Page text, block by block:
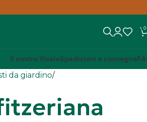
0
Il nostro VivaioSpedizioni e consegne
da giardino